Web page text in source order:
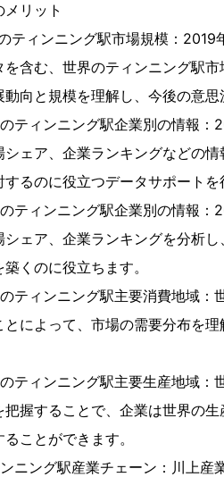
メリット
のティンニング駅市場規模：
を含む、世界のティンニング駅
向と規模を理解し、今後の意
のティンニング駅企業別の情報
シェア、企業ランキングなどの
るのに役立つデータサポートを
のティンニング駅企業別の情報
シェア、企業ランキングを分析
くのに役立ちます。
のティンニング駅主要消費地域
とによって、市場の需要分布を
のティンニング駅主要生産地域
把握することで、企業は世界の
ことができます。
ンニング駅産業チェーン：川上